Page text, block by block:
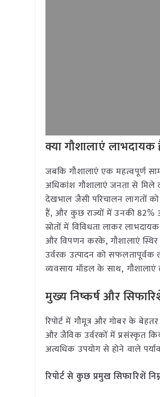
क्या गौशालाएं लाभदायक
जबकि गौशालाएं एक महत्वपूर्ण
अधिकांश गौशालाएं जनता से मिले
देखभाल जैसी परिचालन लागतों
हैं, और कुछ राज्यों में उनकी 82%
स्रोतों में विविधता लाकर
और विपणन करके, गौशालाएं
उर्वरक उत्पादन को सफलतापूर्वक
व्यवसाय मॉडल के साथ,
मुख्य निष्कर्ष और
रिपोर्ट में गौमूत्र और गोबर के
और जैविक उर्वरकों में प्रसंस्कृत
अत्यधिक उपयोग से होने वाले
रिपोर्ट से कुछ प्रमुख सिफारिशें